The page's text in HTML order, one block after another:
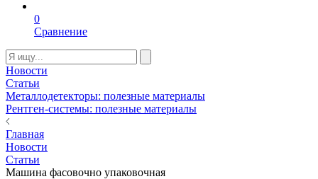
0
Сравнение
Новости
Статьи
Металлодетекторы: полезные материалы
Рентген-системы: полезные материалы
Главная
Новости
Статьи
Машина фасовочно упаковочная